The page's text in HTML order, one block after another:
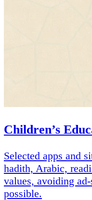
Children’s
Selected apps and
hadith, Arabic,
values, avoiding
possible.